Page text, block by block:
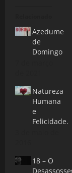
Azedume
de
Domingo
Natureza
Humana
e
Felicidade.
18 – O